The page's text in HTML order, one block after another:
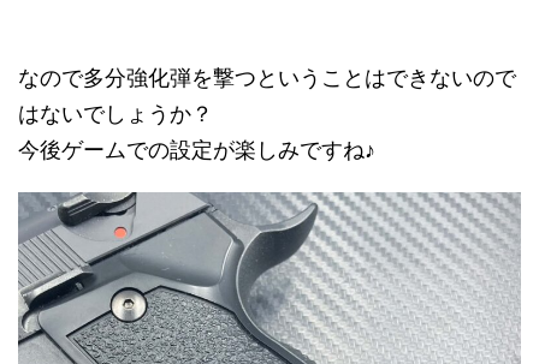
なので多分強化弾を撃つということはできないので
はないでしょうか？
今後ゲームでの設定が楽しみですね♪